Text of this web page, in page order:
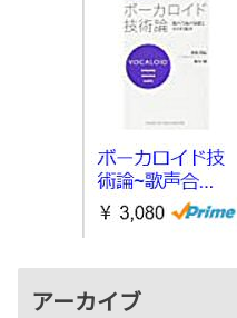
アーカイブ